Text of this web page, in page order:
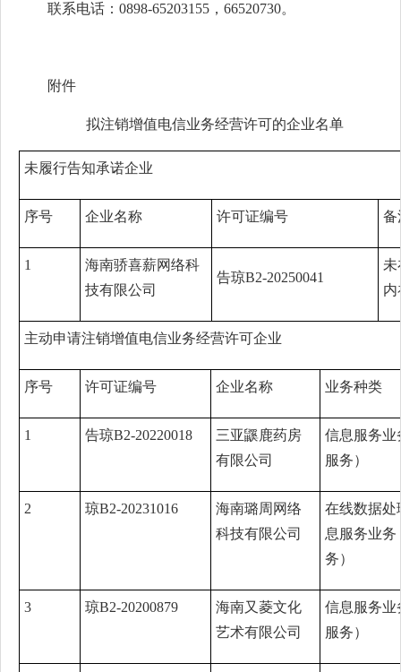
联系电话：0898-65203155，66520730。
附件
拟注销增值电信业务经营许可的企业名单
未履行告知承诺企业
序号 企业名称 许可证编号 备
1
海南骄喜薪网络科
技有限公司
告琼B2-20250041
未
内
主动申请注销增值电信业务经营许可企业
序号 许可证编号 企业名称 业务种类
1 告琼B2-20220018
三亚鼷鹿药房
有限公司
信息服务业
服务）
2 琼B2-20231016
海南璐周网络
科技有限公司
在线数据处
息服务业
务）
3 琼B2-20200879
海南又菱文化
艺术有限公司
信息服务业
服务）